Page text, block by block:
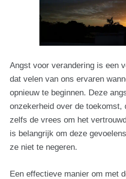
Angst voor verandering is een
dat velen van ons ervaren
opnieuw te beginnen. Deze
onzekerheid over de toekomst,
zelfs de vrees om het
is belangrijk om deze
ze niet te negeren.
Een effectieve manier om met